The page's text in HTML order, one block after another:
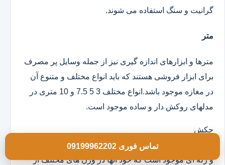
گرانیت و سنگ استفاده می شوند.
متر
مترها و ابزارهای اندازه گیری نیز از جمله وسایل پر مصرف
برای ابزار فروشی هستند که باید انواع مختلف و متنوع آن
در مغازه موجود باشد.انواع مختلف 3 5 7.5 و 10 متری در
مدلهای روکش دار و ساده موجود است.
چکش
انواع چکش در مدلهای تمام فلزی دسته چوبی تمام لاستیکی
و ژله ای موجود است که خود آنها در وزن های مختلف از
تماس فوری 09199962202